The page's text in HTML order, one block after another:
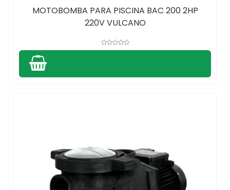
MOTOBOMBA PARA PISCINA BAC 200 2HP
220V VULCANO